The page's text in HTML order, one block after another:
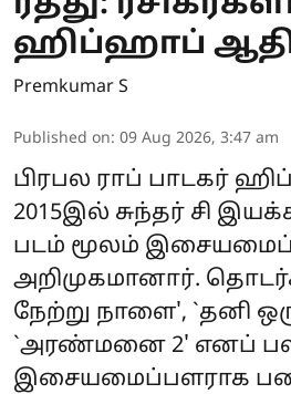
ஹிப்ஹாப் ஆதி
Premkumar S
Published on: 09 Aug 2026, 3:47 am
பிரபல ராப் பாடகர்
2015இல் சுந்தர் சி
படம் மூலம்
அறிமுகமானார்.
நேற்று நாளை', `தனி
`அரண்மனை 2' எனப்
இசையமைப்பளராக